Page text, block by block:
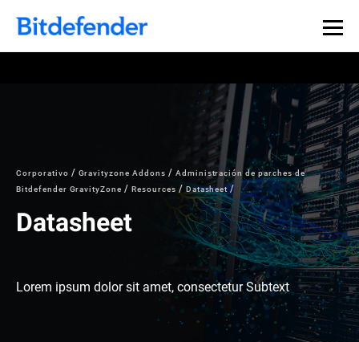
Corporativo Gravityzone Addons
Administración de parches de
Bitdefender GravityZone
Resources Datasheet
Datasheet
Lorem ipsum dolor sit amet, consectetur Subtext